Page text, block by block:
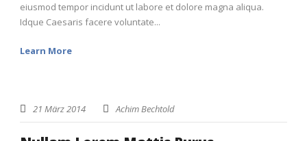
eiusmod tempor incidunt ut labore et dolore magna aliqua.
Idque Caesaris facere voluntate...
Learn More
21 März 2014 Achim Bechtold